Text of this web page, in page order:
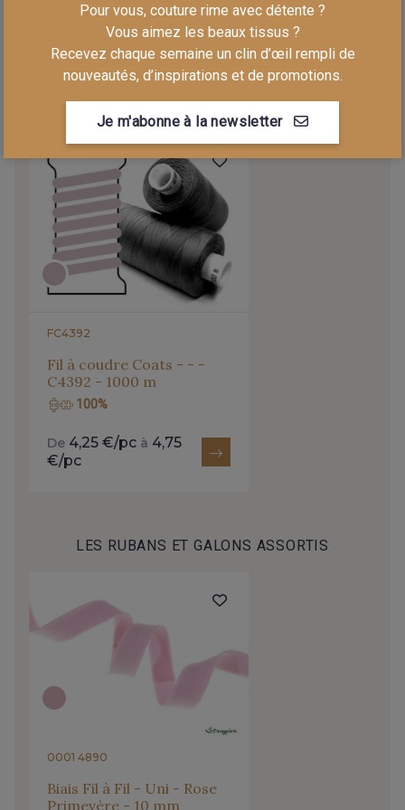
2751/4822 - Vert Khaki 2018/2737 - Tilleul
2018/4822 - Olivette 2513/2913 - Tourmaline
2522/4101 - Atalante 2522/2513 - Vert Glacé
2522/2549 - Yucca 2513/2544 - Vert Neptune
2513/2513 - Céladon
2522/2522 - Céramique
4317/2591 - Bleu Sarcelle
4153/4153 - Bleu clair
4153/2512 - Bleu Opale
LA MERCERIE ASSORTIE
FC4392
Fil à coudre Coats - - -
C4392 - 1000 m
100%
De 4,25 €/pc à 4,75
€/pc
LES RUBANS ET GALONS ASSORTIS
0001 4890
Biais Fil à Fil - Uni - Rose
Primevère - 10 mm
Pour vous, couture rime avec détente ?
Vous aimez les beaux tissus ?
Recevez chaque semaine un clin d’œil rempli de
nouveautés, d’inspirations et de promotions.
Je m'abonne à la newsletter